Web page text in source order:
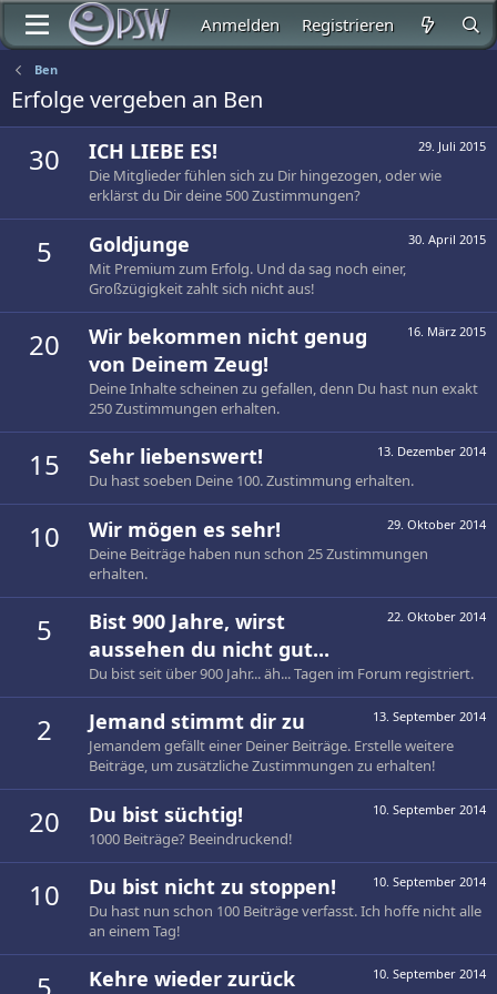
Anmelden Registrieren
Ben
Erfolge vergeben an Ben
30 29. Juli 2015
ICH LIEBE ES!
Die Mitglieder fühlen sich zu Dir hingezogen, oder wie
erklärst du Dir deine 500 Zustimmungen?
5 30. April 2015
Goldjunge
Mit Premium zum Erfolg. Und da sag noch einer,
Großzügigkeit zahlt sich nicht aus!
20 16. März 2015
Wir bekommen nicht genug
von Deinem Zeug!
Deine Inhalte scheinen zu gefallen, denn Du hast nun exakt
250 Zustimmungen erhalten.
15 13. Dezember 2014
Sehr liebenswert!
Du hast soeben Deine 100. Zustimmung erhalten.
10 29. Oktober 2014
Wir mögen es sehr!
Deine Beiträge haben nun schon 25 Zustimmungen
erhalten.
5 22. Oktober 2014
Bist 900 Jahre, wirst
aussehen du nicht gut...
Du bist seit über 900 Jahr... äh... Tagen im Forum registriert.
2 13. September 2014
Jemand stimmt dir zu
Jemandem gefällt einer Deiner Beiträge. Erstelle weitere
Beiträge, um zusätzliche Zustimmungen zu erhalten!
20 10. September 2014
Du bist süchtig!
1000 Beiträge? Beeindruckend!
10 10. September 2014
Du bist nicht zu stoppen!
Du hast nun schon 100 Beiträge verfasst. Ich hoffe nicht alle
an einem Tag!
5 10. September 2014
Kehre wieder zurück